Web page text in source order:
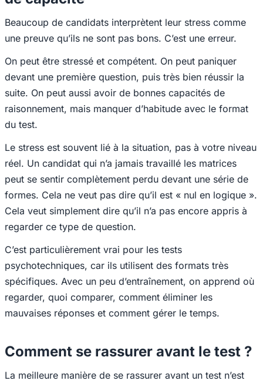
Beaucoup de candidats interprètent leur stress comme
une preuve qu’ils ne sont pas bons. C’est une erreur.
On peut être stressé et compétent. On peut paniquer
devant une première question, puis très bien réussir la
suite. On peut aussi avoir de bonnes capacités de
raisonnement, mais manquer d’habitude avec le format
du test.
Le stress est souvent lié à la situation, pas à votre niveau
réel. Un candidat qui n’a jamais travaillé les matrices
peut se sentir complètement perdu devant une série de
formes. Cela ne veut pas dire qu’il est « nul en logique ».
Cela veut simplement dire qu’il n’a pas encore appris à
regarder ce type de question.
C’est particulièrement vrai pour les tests
psychotechniques, car ils utilisent des formats très
spécifiques. Avec un peu d’entraînement, on apprend où
regarder, quoi comparer, comment éliminer les
mauvaises réponses et comment gérer le temps.
Comment se rassurer avant le test ?
La meilleure manière de se rassurer avant un test n’est